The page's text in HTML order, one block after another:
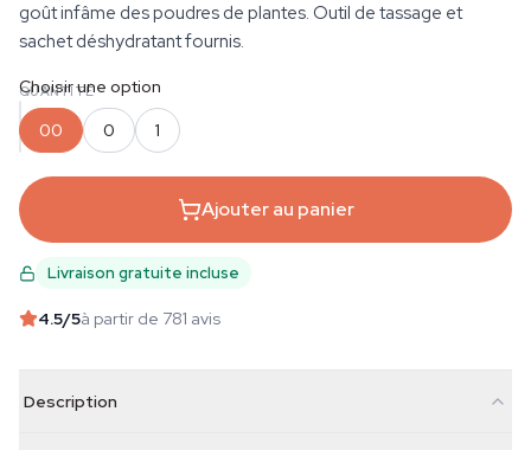
goût infâme des poudres de plantes. Outil de tassage et
sachet déshydratant fournis.
QUANTITÉ
Choisir une option
00 0 1
Ajouter au panier
Livraison gratuite incluse
4.5/5à partir de 781 avis
Description